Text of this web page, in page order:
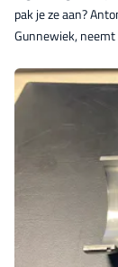
pak je ze aan?
Gunnewiek,